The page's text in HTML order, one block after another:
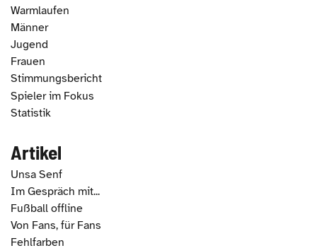
Warmlaufen
Männer
Jugend
Frauen
Stimmungsbericht
Spieler im Fokus
Statistik
Artikel
Unsa Senf
Im Gespräch mit...
Fußball offline
Von Fans, für Fans
Fehlfarben